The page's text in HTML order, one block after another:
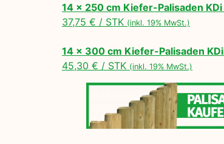
14 x 250 cm Kiefer-Palisaden KDi
37,75 € / STK (inkl. 19% MwSt.)
14 x 300 cm Kiefer-Palisaden KDi
45,30 € / STK (inkl. 19% MwSt.)